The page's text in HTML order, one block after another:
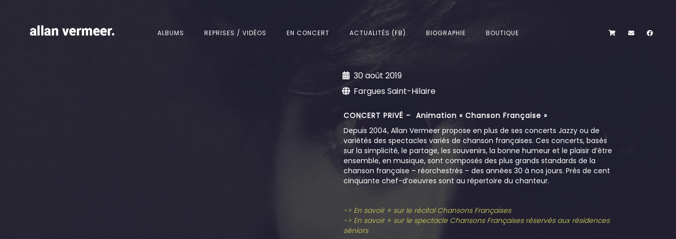
ALBUMS REPRISES / VIDÉOS EN CONCERT ACTUALITÉS (FB) BIOGRAPHIE BOUTIQUE
30 août 2019
Fargues Saint-Hilaire
CONCERT PRIVÉ – Animation « Chanson Française »
Depuis 2004, Allan Vermeer propose en plus de ses concerts Jazzy ou de
variétés des spectacles variés de chanson françaises. Ces concerts, basés
sur la simplicité, le partage, les souvenirs, la bonne humeur et le plaisir d’être
ensemble, en musique, sont composés des plus grands standards de la
chanson française – réorchestrés – des années 30 à nos jours. Près de cent
cinquante chef-d’oeuvres sont au répertoire du chanteur.
-> En savoir + sur le récital Chansons Françaises
-> En savoir + sur le spectacle Chansons Françaises réservés aux résidences
séniors